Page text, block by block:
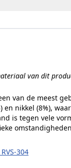
van dit
van de meest
en nikkel (8%),
is tegen vele
304